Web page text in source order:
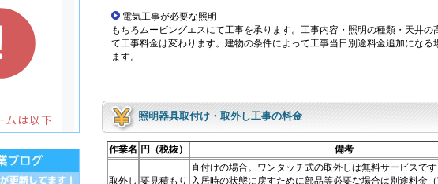
電気工事が必要な照明
もちろムービングエスにて工事を承ります。工事内容・照明の種類・天井の
て工事料金は変わります。建物の条件によって工事当日別途料金追加になる
ます。
照明器具取付け・取外し工事の料金
作業名 円（税抜） 備考
取外し 要見積もり
直付けの場合。ワンタッチ式の取外しは無料サービスです
入居時の状態に戻すために部品等必要な場合は別途料金